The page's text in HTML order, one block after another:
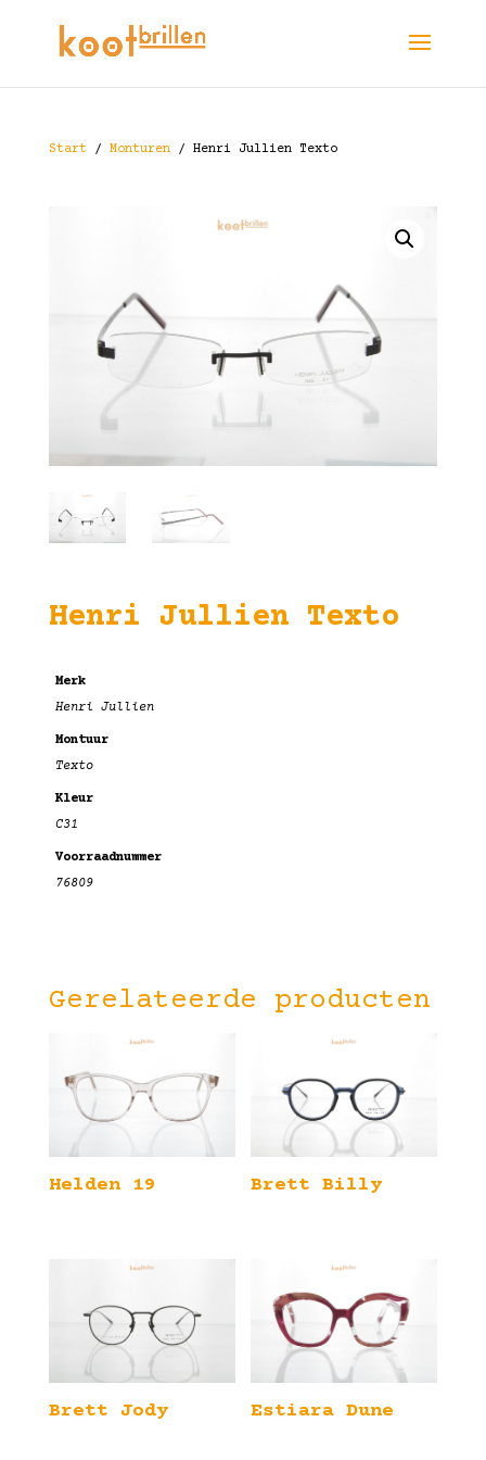
Start/ Monturen/ Henri Jullien Texto
Henri Jullien Texto
Merk
Henri Jullien
Montuur
Texto
Kleur
C31
Voorraadnummer
76809
Gerelateerde producten
Helden 19 Brett Billy
Brett Jody Estiara Dune